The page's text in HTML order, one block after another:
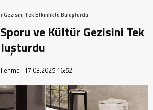
Gezisini Tek Etkinlikte Buluşturdu
ve Kültür Gezisini Tek
: 17.03.2025 16:52